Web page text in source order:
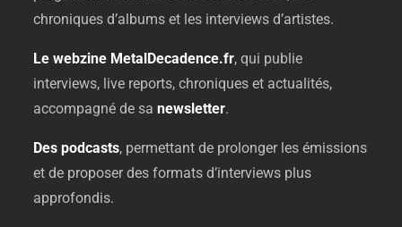
chroniquesd’albumset les interviewsd’artistes.
Lewebzine MetalDecadence.fr,qui publie
interviews, live reports,chroniqueset actualités,
accompagnéde sanewsletter.
Despodcasts, permettantde prolonger lesémissions
etde proposerdesformatsd’interviews plus
approfondis.